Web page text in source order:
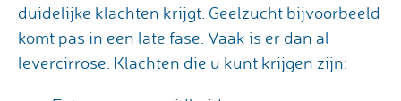
duidelijke klachten krijgt. Geelzucht bijvoorbeeld
komt pas in een late fase. Vaak is er dan al
levercirrose. Klachten die u kunt krijgen zijn: